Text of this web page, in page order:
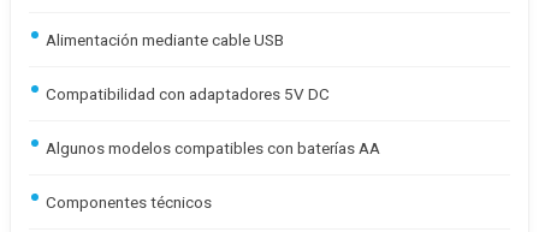
Alimentación mediante cable USB
Compatibilidad con adaptadores 5V DC
Algunos modelos compatibles con baterías AA
Componentes técnicos